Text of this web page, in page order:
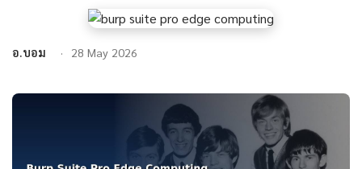
อ.บอม 28 May 2026